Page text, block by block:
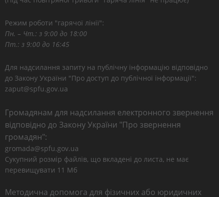
Режим роботи "гарячої лінії":
Пн. – Чт.: з 9:00 до 18:00
Пт.: з 9:00 до 16:45
Для надсилання запиту на публічну інформацію відповідно
до Закону України "Про доступ до публічної інформації":
zaput@spfu.gov.ua
Громадянам для надсилання електронного звернення
відповідно до Закону України "Про звернення
громадян":
gromada@spfu.gov.ua
Сукупний розмір файлів, що вкладені до листа, не має
перевищувати 11 Мб
Методична допомога для фізичних або юридичних